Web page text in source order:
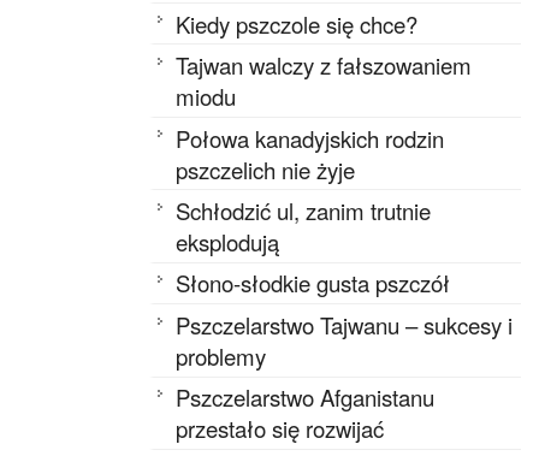
Kiedy pszczole się chce?
Tajwan walczy z fałszowaniem
miodu
Połowa kanadyjskich rodzin
pszczelich nie żyje
Schłodzić ul, zanim trutnie
eksplodują
Słono-słodkie gusta pszczół
Pszczelarstwo Tajwanu – sukcesy i
problemy
Pszczelarstwo Afganistanu
przestało się rozwijać